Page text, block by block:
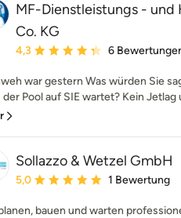
MF-Dienstleistungs - und
Co. KG
Durchschnittliche Bewertung: 4.3
4,3 6
war gestern Was würden Sie
der Pool auf SIE wartet? Kein Jetlag
Sollazzo & Wetzel GmbH
Durchschnittliche Bewertung: 5
5,0 1 Bewertung
bauen und warten